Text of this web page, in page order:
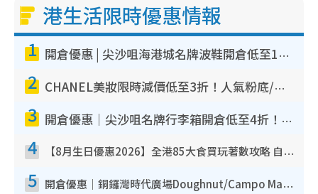
港生活限時優惠情報
1 開倉優惠 | 尖沙咀海港城名牌波鞋開倉低至1折！On鞋$899起／Joy&Peace鞋履$98起
2 CHANEL美妝限時減價低至3折！人氣粉底/唇膏/精華液低至$275！COCO香水都有平
3 開倉優惠｜尖沙咀名牌行李箱開倉低至4折！一連5日 American Tourister/ace./Hallmark $200起！
4 【8月生日優惠2026】全港85大食買玩著數攻略 自助餐/火鍋放題同行免費＋誠品/DONKI送現金券
5 開倉優惠｜銅鑼灣時代廣場Doughnut/Campo Marzio開倉低至1折！背囊、書包、手袋劈價$200起